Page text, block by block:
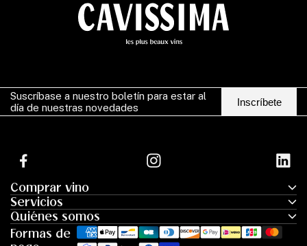
Suscríbase a nuestro boletín para estar al
día de nuestras novedades
Inscríbete
Comprar vino
Servicios
Quiénes somos
Formas de
Facebook Instagram LinkedIn